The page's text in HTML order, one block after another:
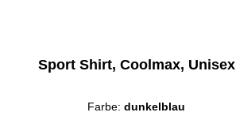
Sport Shirt, Coolmax, Unisex
Farbe:dunkelblau